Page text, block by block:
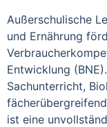
Außerschulische
und Ernährung
Entwicklung
Sachunterricht,
ist eine